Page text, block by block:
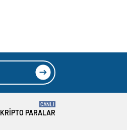
KRIPTO PARALAR
CANLI